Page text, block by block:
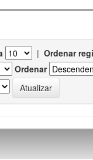
| Ordenar
Ordenar